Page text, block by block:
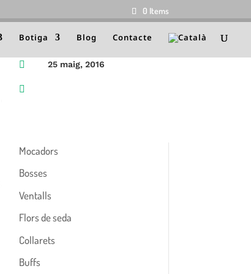
0 Items
Botiga Blog Contacte
 25 maig, 2016

Mocadors
Bosses
Ventalls
Flors de seda
Collarets
Buffs